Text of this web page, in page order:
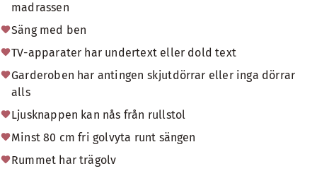
madrassen
Säng med ben
TV-apparater har undertext eller dold text
Garderoben har antingen skjutdörrar eller inga dörrar
alls
Ljusknappen kan nås från rullstol
Minst 80 cm fri golvyta runt sängen
Rummet har trägolv